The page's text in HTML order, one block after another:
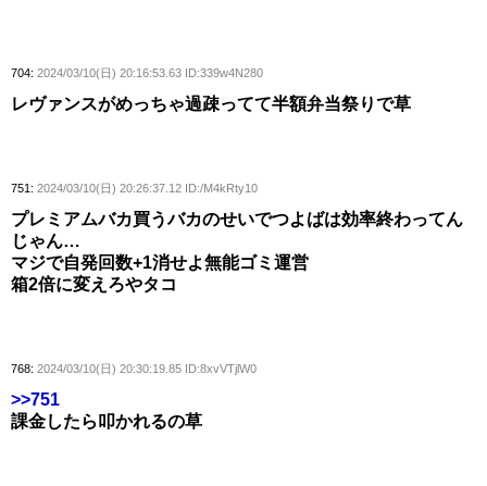
704: 2024/03/10(日) 20:16:53.63 ID:339w4N280
レヴァンスがめっちゃ過疎ってて半額弁当祭りで草
751: 2024/03/10(日) 20:26:37.12 ID:/M4kRty10
プレミアムバカ買うバカのせいでつよばは効率終わってん
じゃん…
マジで自発回数+1消せよ無能ゴミ運営
箱2倍に変えろやタコ
768: 2024/03/10(日) 20:30:19.85 ID:8xvVTjlW0
>>751
課金したら叩かれるの草